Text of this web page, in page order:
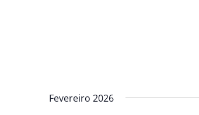
Fevereiro 2026